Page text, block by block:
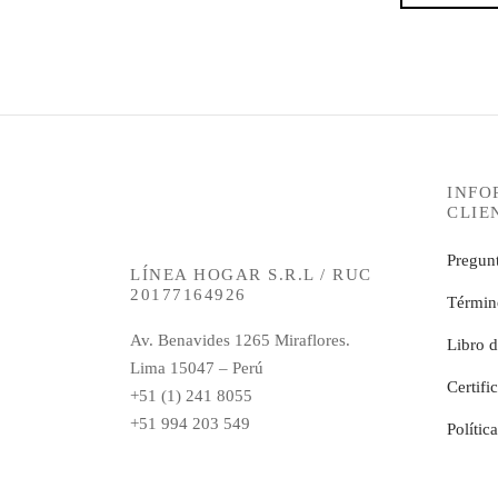
LÍNEA HOGAR S.R.L / RUC
20177164926
Av. Benavides 1265 Miraflores.
Lima 15047 – Perú
+51 (1) 241 8055
+51 994 203 549
Libro